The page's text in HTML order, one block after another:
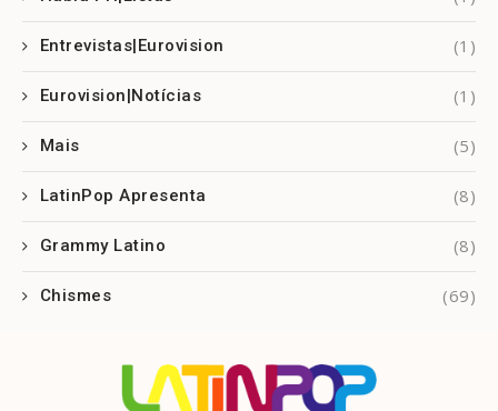
Entrevistas|Eurovision (1)
Eurovision|Notícias (1)
Mais (5)
LatinPop Apresenta (8)
Grammy Latino (8)
Chismes (69)